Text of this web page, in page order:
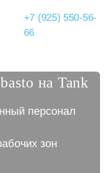
+7 (925) 550-56-
66
на Tank
персонал
зон